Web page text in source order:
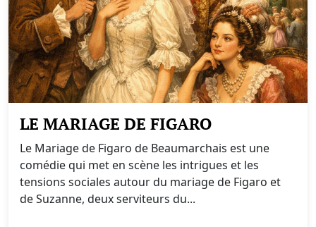
LE MARIAGE DE FIGARO
Le Mariage de Figaro de Beaumarchais est une
comédie qui met en scène les intrigues et les
tensions sociales autour du mariage de Figaro et
de Suzanne, deux serviteurs du...